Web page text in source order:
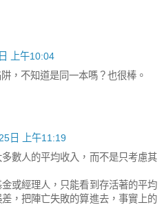
上午10:04
，不知道是同一本嗎？也很棒。
日 上午11:19
數人的平均收入，而不是只考慮其
或經理人，只能看到存活著的平均
，把陣亡失敗的算進去，事實上的